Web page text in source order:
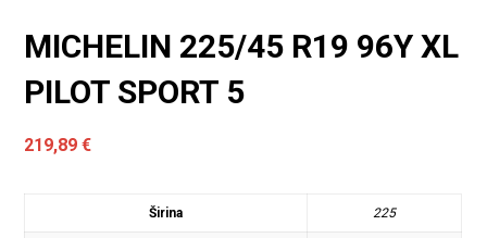
MICHELIN 225/45 R19 96Y XL
PILOT SPORT 5
219,89€
Širina 225